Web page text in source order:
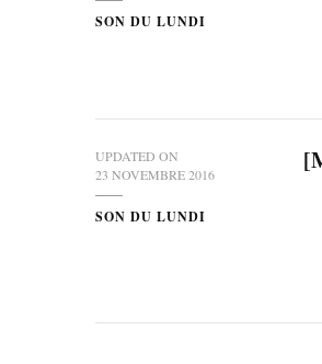
SON DU LUNDI
UPDATED ON
23 NOVEMBRE 2016
SON DU LUNDI